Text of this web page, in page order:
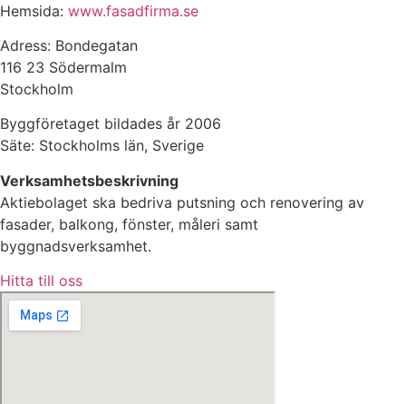
Hemsida: www.fasadfirma.se
Adress: Bondegatan
116 23 Södermalm
Stockholm
Byggföretaget bildades år 2006
Säte: Stockholms län, Sverige
Verksamhetsbeskrivning
Aktiebolaget ska bedriva putsning och renovering av
fasader, balkong, fönster, måleri samt
byggnadsverksamhet.
Hitta till oss